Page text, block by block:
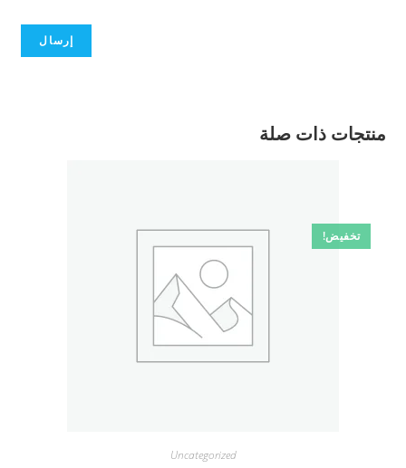
منتجات ذات صلة
تخفيض!
Uncategorized